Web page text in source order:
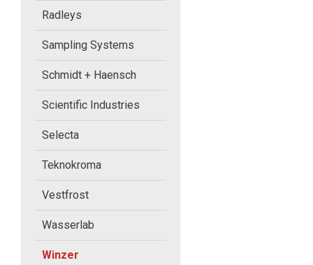
Ortoalresa
Radleys
Sampling Systems
Scientific Industries
Selecta
Radleys
Sampling Systems
Schmidt + Haensch
Scientific Industries
Selecta
Teknokroma
Vestfrost
Wasserlab
Winzer